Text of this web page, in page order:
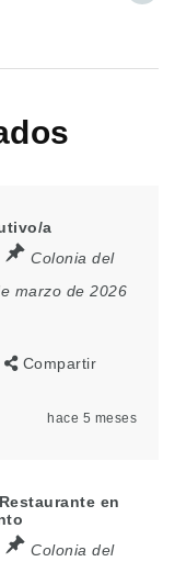
a
Colonia del
marzo de 2026
Compartir
hace 5 meses
en
Colonia del